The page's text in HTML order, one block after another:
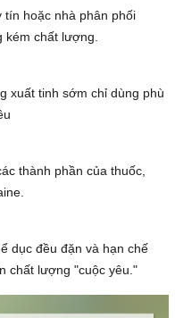
hoặc nhà phân phối
chất lượng.
xuất tinh sớm chỉ dùng phù
thành phần của thuốc,
dục đều đặn và hạn chế
chất lượng "cuộc yêu."